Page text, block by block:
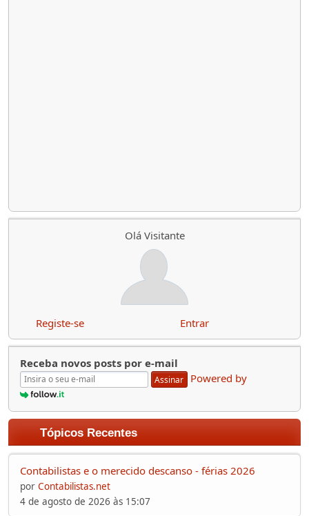
Olá Visitante
Registe-se Entrar
Receba novos posts por e-mail
Assinar Powered by
Tópicos Recentes
Contabilistas e o merecido descanso - férias 2026
por Contabilistas.net
4 de agosto de 2026 às 15:07